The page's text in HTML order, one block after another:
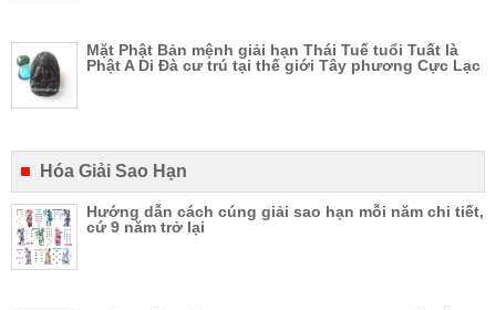
Mặt Phật Bản mệnh giải hạn Thái Tuế tuổi Tuất là
Phật A Di Đà cư trú tại thế giới Tây phương Cực Lạc
Hóa Giải Sao Hạn
Hướng dẫn cách cúng giải sao hạn mỗi năm chi tiết,
cứ 9 năm trở lại